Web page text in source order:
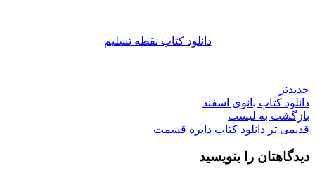
دانلود کتاب نقطه تسلیم
جدیدتر
دانلود کتاب بانوی اسفند
بازگشت به لیست
قدیمی تر دانلود کتاب دایره قسمت
دیدگاهتان را بنویسید